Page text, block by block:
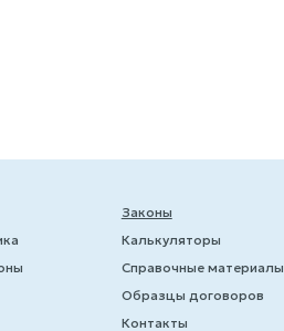
Законы
Калькуляторы
Справочные материалы
Образцы договоров
Контакты